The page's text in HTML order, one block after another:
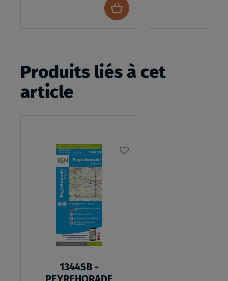
Ajouter
au
Produits liés à cet
article
1344SB -